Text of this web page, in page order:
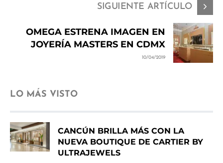
SIGUIENTE ARTÍCULO
OMEGA ESTRENA IMAGEN EN
JOYERÍA MASTERS EN CDMX
10/04/2019
LO MÁS VISTO
CANCÚN BRILLA MÁS CON LA
NUEVA BOUTIQUE DE CARTIER BY
ULTRAJEWELS